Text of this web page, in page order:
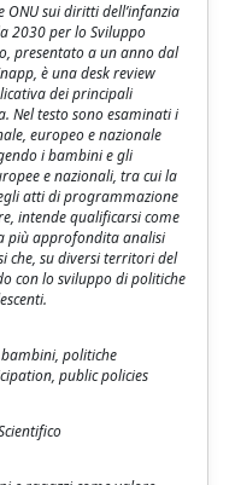
ONU sui diritti dell’infanzia
2030 per lo Sviluppo
presentato a un anno dal
è una desk review
dei principali
Nel testo sono esaminati i
europeo e nazionale
i bambini e gli
e nazionali, tra cui la
atti di programmazione
intende qualificarsi come
più approfondita analisi
che, su diversi territori del
con lo sviluppo di politiche
politiche
public policies